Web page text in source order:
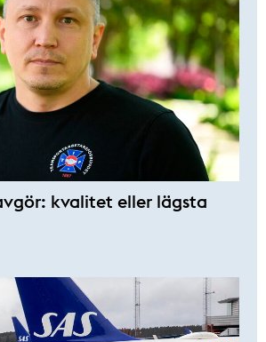
kvalitet eller lägsta